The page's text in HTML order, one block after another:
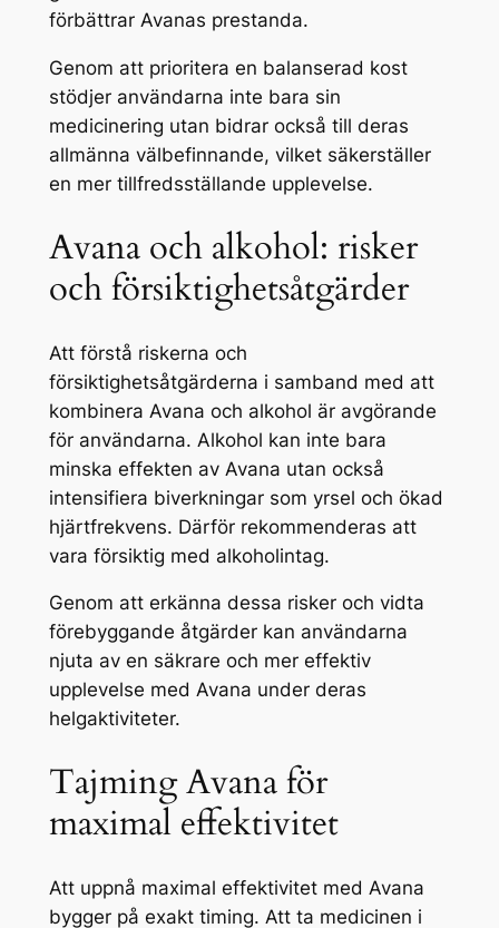
förbättrar Avanas prestanda.
Genom att prioritera en balanserad kost
stödjer användarna inte bara sin
medicinering utan bidrar också till deras
allmänna välbefinnande, vilket säkerställer
en mer tillfredsställande upplevelse.
Avana och alkohol: risker
och försiktighetsåtgärder
Att förstå riskerna och
försiktighetsåtgärderna i samband med att
kombinera Avana och alkohol är avgörande
för användarna. Alkohol kan inte bara
minska effekten av Avana utan också
intensifiera biverkningar som yrsel och ökad
hjärtfrekvens. Därför rekommenderas att
vara försiktig med alkoholintag.
Genom att erkänna dessa risker och vidta
förebyggande åtgärder kan användarna
njuta av en säkrare och mer effektiv
upplevelse med Avana under deras
helgaktiviteter.
Tajming Avana för
maximal effektivitet
Att uppnå maximal effektivitet med Avana
bygger på exakt timing. Att ta medicinen i